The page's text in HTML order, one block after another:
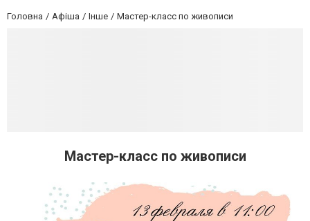
Головна Афіша Інше Мастер-класс по живописи
Мастер-класс по живописи